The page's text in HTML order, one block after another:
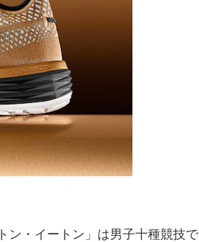
ン・イートン」は男子十種競技で